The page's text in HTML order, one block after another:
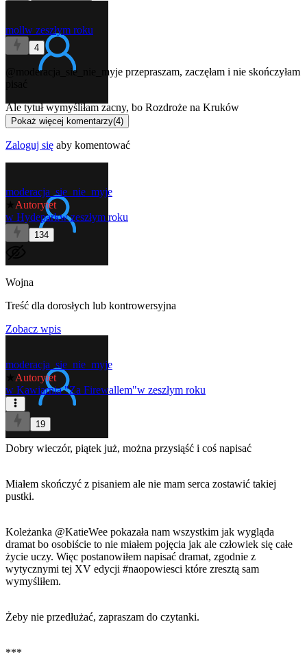
mollw zeszłym roku
4
@moderacja_sie_nie_myje przepraszam, zaczęłam i nie skończyłam
Ale tytuł wymyśliłam zacny, bo Rozdroże na Kruków
Pokaż więcej komentarzy(4)
Zaloguj się aby komentować
moderacja_sie_nie_myje
Autorytet
w Hydeparkw zeszłym roku
134
Wojna
Treść dla dorosłych lub kontrowersyjna
Zobacz wpis
moderacja_sie_nie_myje
Autorytet
w Kawiarnia "Za Firewallem"w zeszłym roku
19
Dobry wieczór, piątek już, można przysiąść i coś napisać
Miałem skończyć z pisaniem ale nie mam serca zostawić takiej
pustki.
Koleżanka @KatieWee pokazała nam wszystkim jak wygląda
dramat bo osobiście to nie miałem pojęcia jak ale człowiek się całe
życie uczy. Więc postanowiłem napisać dramat, zgodnie z
wytycznymi tej XV edycji #naopowiesci które zresztą sam
wymyśliłem.
Żeby nie przedłużać, zapraszam do czytanki.
***